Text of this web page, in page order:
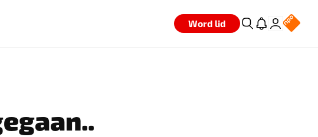
Word lid